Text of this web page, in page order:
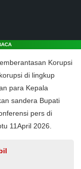
Korupsi
di lingkup
para Kepala
sandera Bupati
pers di
11April 2026.